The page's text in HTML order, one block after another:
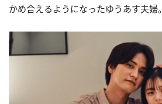
かめ合えるようになったゆうあす夫婦。